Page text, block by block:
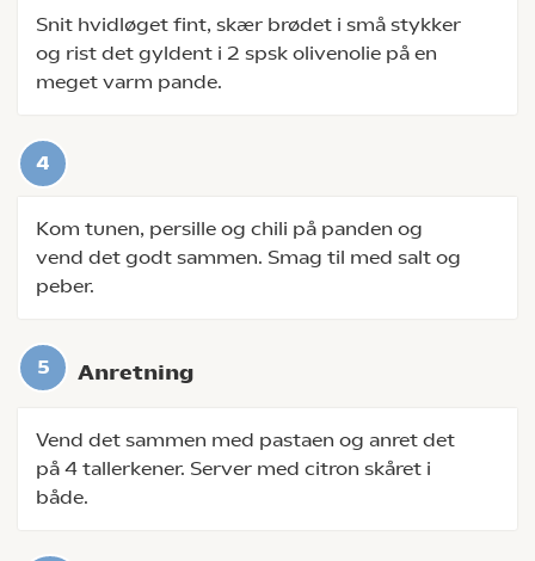
Snit hvidløget fint, skær brødet i små stykker
og rist det gyldent i 2 spsk olivenolie på en
meget varm pande.
Kom tunen, persille og chili på panden og
vend det godt sammen. Smag til med salt og
peber.
Anretning
Vend det sammen med pastaen og anret det
på 4 tallerkener. Server med citron skåret i
både.